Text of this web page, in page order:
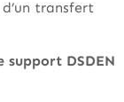
transfert
support DSDEN